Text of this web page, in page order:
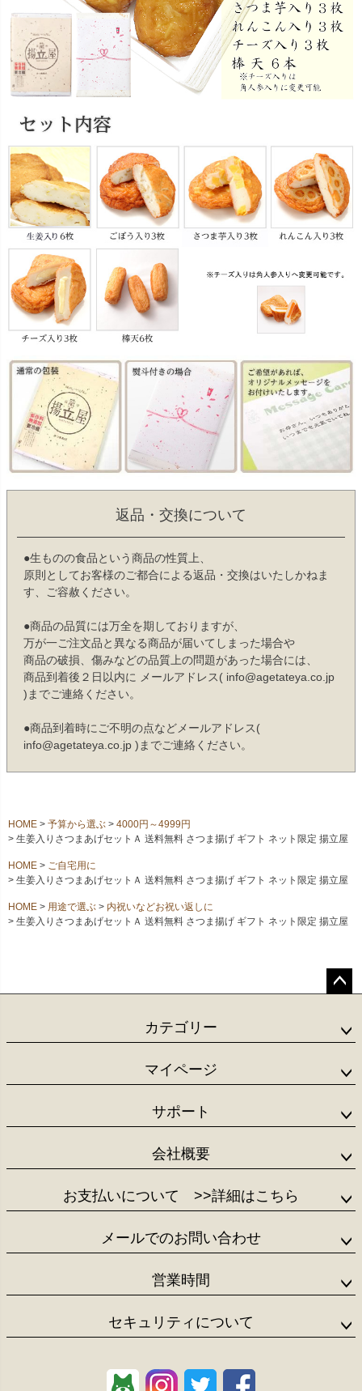
返品・交換について
●生ものの食品という商品の性質上、
原則としてお客様のご都合による返品・交換はいたしかねま
す、ご容赦ください。
●商品の品質には万全を期しておりますが、
万が一ご注文品と異なる商品が届いてしまった場合や
商品の破損、傷みなどの品質上の問題があった場合には、
商品到着後２日以内に メールアドレス( info@agetateya.co.jp
)までご連絡ください。
●商品到着時にご不明の点などメールアドレス(
info@agetateya.co.jp )までご連絡ください。
HOME 予算から選ぶ
4000円～4999円
生姜入りさつまあげセットＡ 送料無料 さつま揚げ ギフト ネット限定 揚立屋
HOME
ご自宅用に
生姜入りさつまあげセットＡ 送料無料 さつま揚げ ギフト ネット限定 揚立屋
HOME 用途で選ぶ
内祝いなどお祝い返しに
生姜入りさつまあげセットＡ 送料無料 さつま揚げ ギフト ネット限定 揚立屋
ップ
カテゴリー
マイページ
サポート
会社概要
お支払いについて >>詳細はこちら
メールでのお問い合わせ
営業時間
セキュリティについて